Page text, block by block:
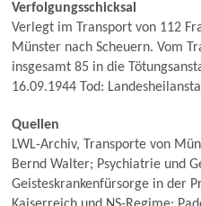
Verfolgungsschicksal
Verlegt im Transport von 112
Münster nach Scheuern. Vom
insgesamt 85 in die
16.09.1944 Tod:
Quellen
LWL-Archiv, Transporte von
Bernd Walter; Psychiatrie und
Geisteskrankenfürsorge in der